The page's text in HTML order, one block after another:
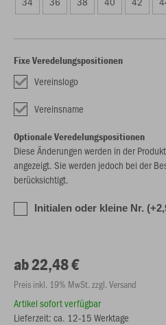
Fixe Veredelungspositionen
Vereinslogo
Vereinsname
Optionale Veredelungspositionen
Diese Änderungen werden in der
angezeigt. Sie werden jedoch bei der
berücksichtigt.
Initialen oder kleine Nr.
ab 22,48 €
Preis inkl. 19% MwSt. zzgl. Versand
Artikel sofort verfügbar
Lieferzeit: ca. 12-15 Werktage